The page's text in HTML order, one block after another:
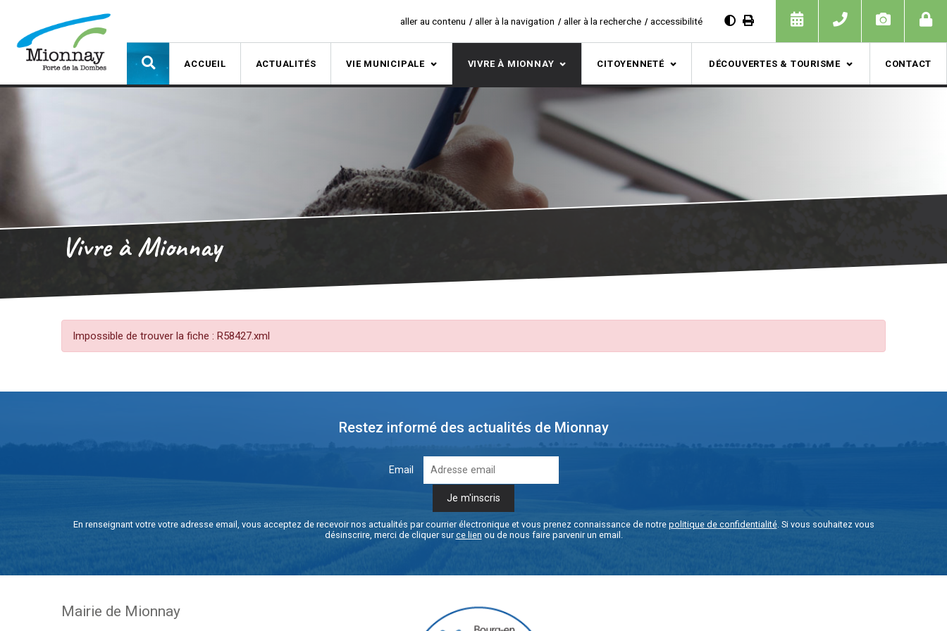
aller au contenu aller à la navigation aller à la recherche accessibilité
ACCUEIL ACTUALITÉS VIE MUNICIPALE VIVRE À MIONNAY CITOYENNETÉ DÉCOUVERTES & TOURISME CONTACT
Vivre à Mionnay
Impossible de trouver la fiche : R58427.xml
Restez informé des actualités de Mionnay
Email
En renseignant votre votre adresse email, vous acceptez de recevoir nos actualités par courrier électronique et vous prenez connaissance de notre politique de confidentialité. Si vous souhaitez vous
désinscrire, merci de cliquer surce lien ou de nous faire parvenir un email.
Mairie de Mionnay